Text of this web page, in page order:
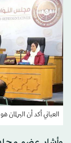
العباني أكد أن البرلمان